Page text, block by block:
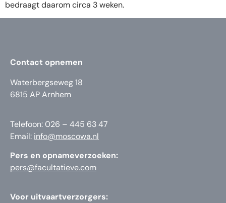
bedraagt daarom circa 3 weken.
Contact opnemen
Waterbergseweg 18
6815 AP Arnhem
Telefoon: 026 – 445 63 47
Email: info@moscowa.nl
Pers en opnameverzoeken:
pers@facultatieve.com
Voor uitvaartverzorgers: